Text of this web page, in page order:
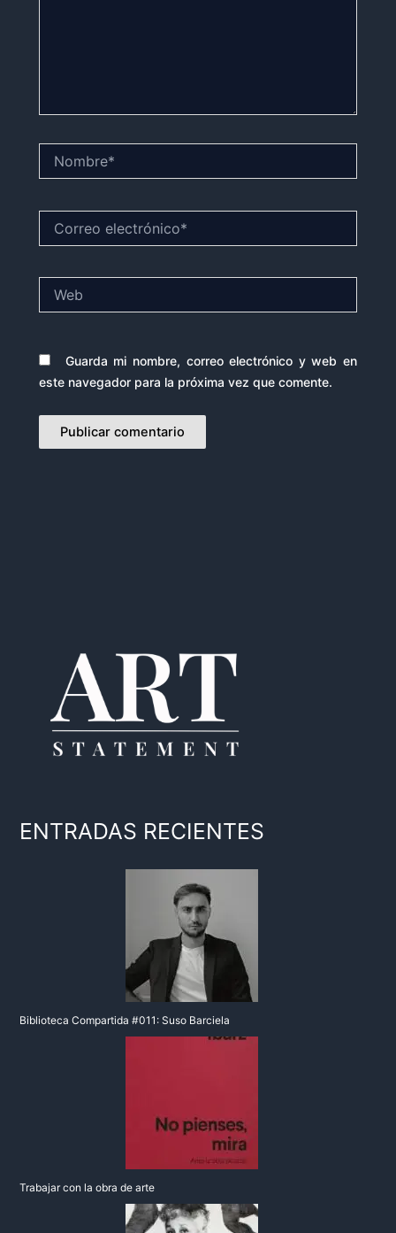
electrónico*
Guarda mi nombre, correo electrónico y web en
este navegador para la próxima vez que comente.
ENTRADAS RECIENTES
Biblioteca Compartida #011: Suso Barciela
Trabajar con la obra de arte